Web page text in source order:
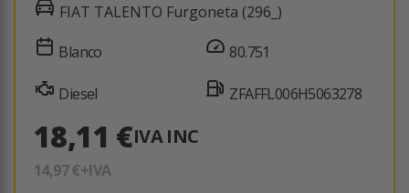
FIAT TALENTO Furgoneta (296_)
Blanco
Diesel
80.751
ZFAFFL006H5063278
18,11 €IVA INC
14,97 €+IVA